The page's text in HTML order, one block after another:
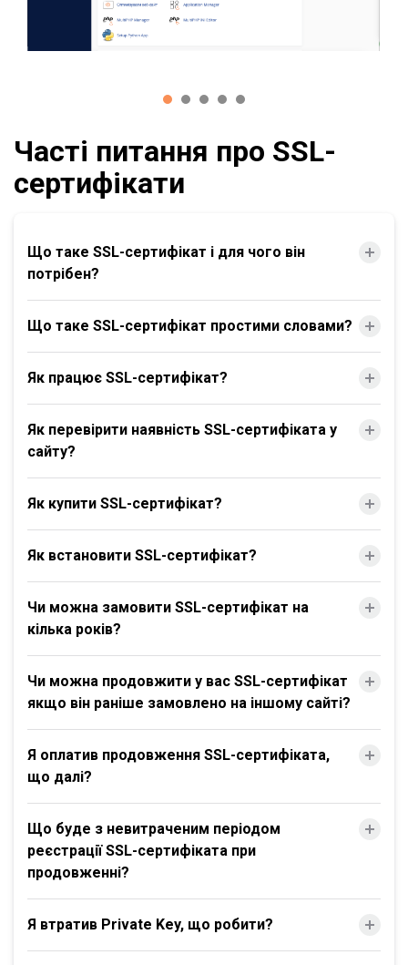
Часті питання про SSL-
сертифікати
Що таке SSL-сертифікат і для чого він
потрібен?
Що таке SSL-сертифікат простими словами?
Як працює SSL-сертифікат?
Як перевірити наявність SSL-сертифіката у
сайту?
Як купити SSL-сертифікат?
Як встановити SSL-сертифікат?
Чи можна замовити SSL-сертифікат на
кілька років?
Чи можна продовжити у вас SSL-сертифікат
якщо він раніше замовлено на іншому сайті?
Я оплатив продовження SSL-сертифіката,
що далі?
Що буде з невитраченим періодом
реєстрації SSL-сертифіката при
продовженні?
Я втратив Private Key, що робити?